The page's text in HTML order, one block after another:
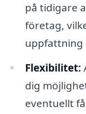
på tidigare
företag,
uppfattning
Flexibilitet:
dig
eventuellt